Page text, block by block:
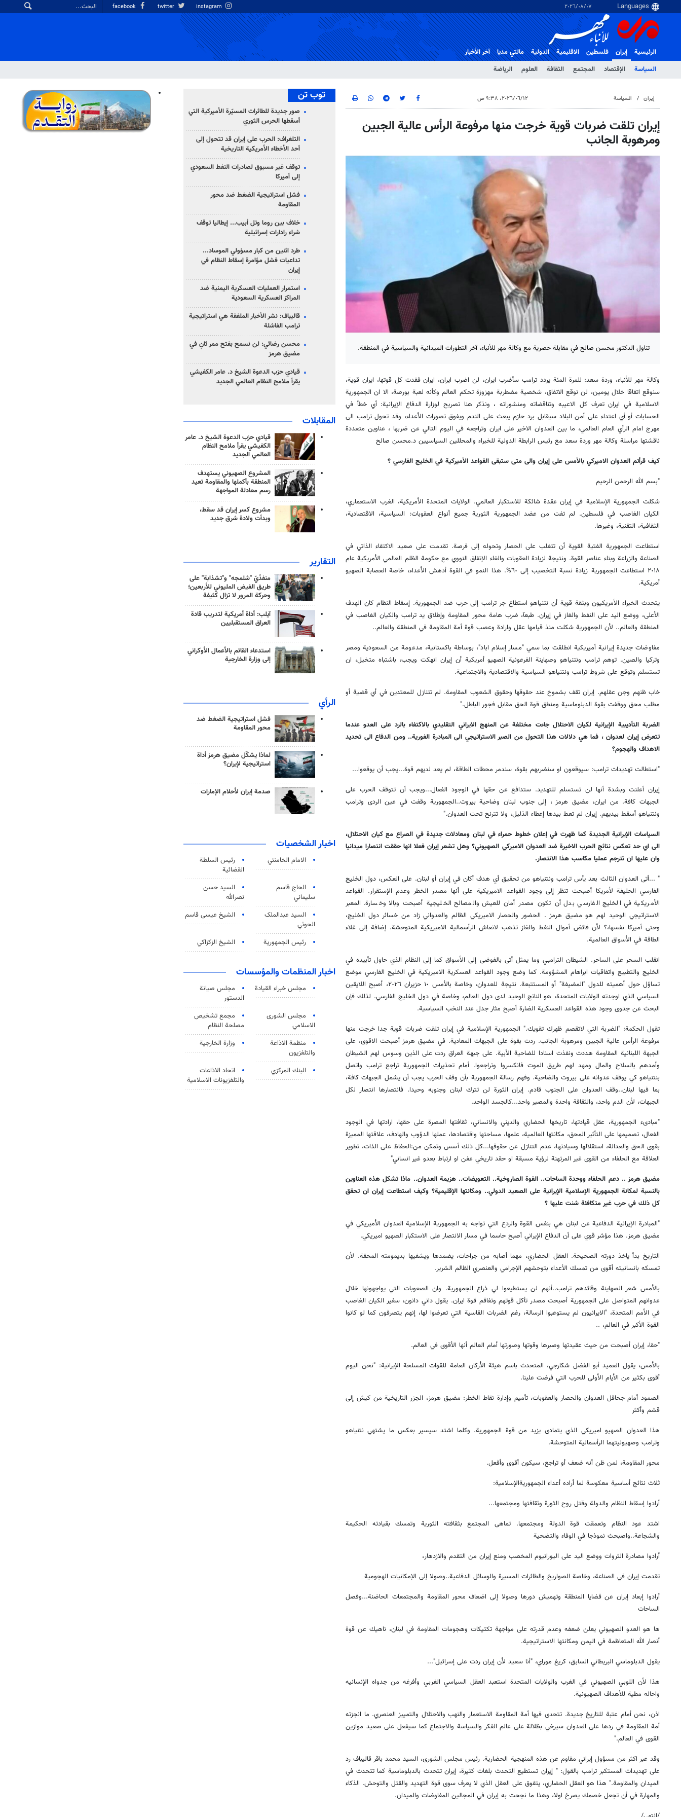
٠٧‏/٠٨‏/٢٠٢٦
الرئيسية
إيران
السياسة
الإقتصاد المجتمع الثقافة العلوم الرياضة
فلسطین الاقلیمیة الدولية مالتي مدیا آخر الأخبار
إيران السياسة ١٢‏/٠٦‏/٢٠٢٦، ٩:٣٨ ص
إيران تلقت ضربات قوية خرجت منها مرفوعة الرأس عالية الجبين
ومرهوبة الجانب
تناول الدكتور محسن صالح في مقابلة حصرية مع وكالة مهر للأنباء، آخر التطورات الميدانية والسياسية في المنطقة.
وكالة مهر للأنباء، وردة سعد: للمرة المئة يردد ترامب سأضرب ايران، لن اضرب ايران، ايران فقدت كل قوتها، ايران قوية،
سنوقع اتفاقا خلال يومين، لن نوقع الاتفاق، شخصية مضطربة مهزوزة تحكم العالم وكأنه لعبة بورصة، الا ان الجمهورية
الاسلامية في ايران تعرف كل الاعيبه وتناقضاته ومنشوراته ، ونذكر هنا تصريح لوزارة الدفاع الإيرانية: أي خطأ في
الحسابات أو أي اعتداء على أمن البلاد سيقابل برد حازم يبعث على الندم ويفوق تصورات الأعداء، وقد تحول ترامب الى
مهرج امام الرأي العام العالمي، ما بين العدوان الاخير على ايران وتراجعه في اليوم التالي عن ضربها ، عناوين متعددة
ناقشتها مراسلة وكالة مهر وردة سعد مع رئيس الرابطة الدولية للخبراء والمحللين السياسيين د.محسن صالح
كيف قرأتم العدوان الاميركي بالأمس على إيران والى متى ستبقى القواعد الأميركية في الخليج الفارسي ؟
"بسم الله الرحمن الرحيم
شكلت الجمهورية الإسلامية في إيران عقدة شائكة للاستكبار العالمي. الولايات المتحدة الأمريكية، الغرب الاستعماري،
الكيان الغاصب في فلسطين. لم تفت من عضد الجمهورية الثورية جميع أنواع العقوبات: السياسية، الاقتصادية،
الثقافية، التقنية، وغيرها.
استطاعت الجمهورية الفتية القوية أن تتغلب على الحصار وتحوله إلى فرصة. تقدمت على صعيد الاكتفاء الذاتي في
الصناعة والزراعة وبناء عناصر القوة. ونتيجة لزيادة العقوبات والغاء الإتفاق النووي مع حكومة الظلم العالمي الأمريكية عام
٢٠١٨ استطاعت الجمهورية زيادة نسبة التخصيب إلى ٦٠%. هذا النمو في القوة أدهش الأعداء، خاصة العصابة الصهيو
أمريكية.
يتحدث الخبراء الأمريكيون وبثقة قوية أن نتنياهو استطاع جر ترامب إلى حرب ضد الجمهورية. إسقاط النظام كان الهدف
الأعلى، ووضع اليد على النفط والغاز في إيران. طبعآ، ضرب هامة محور المقاومة وإطلاق يد ترامب والكيان الغاصب في
المنطقة والعالم.. لأن الجمهورية شكلت منذ قيامها عقل وارادة وعصب قوة أمة المقاومة في المنطقة والعالم..
مفاوضات جديدة إيرانية أميريكية انطلقت بما سمي "مسار إسلام اباد"، بوساطة باكستانية، مدعومة من السعودية ومصر
وتركيا والصين. توهم ترامب ونتنياهو وصهاينة الفرعونية الصهيو أمريكية أن إيران انهكت ويجب، باشتباه متخيل، ان
تستسلم وتوقع على شروط ترامب ونتنياهو السياسية والاقتصادية والاجتماعية.
خاب ظنهم وجن عقلهم. إيران تقف بشموخ عند حقوقها وحقوق الشعوب المقاومة. لم تتنازل للمعتدين في أي قضية أو
مطلب محق ووقفت بقوة الدبلوماسية ومنطق قوة الحق مقابل فجور الباطل."
الضربة التأديبية الإيرانية لكيان الاحتلال جاءت مختلفة عن المنهج الايراني التقليدي بالاكتفاء بالرد على العدو عندما
تتعرض إيران لعدوان ، فما هي دلالات هذا التحول من الصبر الاستراتيجي الى المبادرة الفورية.. ومن الدفاع الى تحديد
الاهداف والهجوم؟
"استطالت تهديدات ترامب: سيوقعون او سنضربهم بقوة، سندمر محطات الطاقة، لم يعد لديهم قوة...يجب أن يوقعوا...
إيران أعلنت وبشدة أنها لن تستسلم للتهديد. ستدافع عن حقها في الوجود الفعال...ويجب أن تتوقف الحرب على
الجبهات كافة. من ايران، مضيق هرمز ، إلى جنوب لبنان وضاحية بيروت..الجمهورية وقفت في عين الردى وترامب
ونتنياهو أسقط بيديهم. إيران لم تعط بيدها إعطاء الذليل، ولا تترنح تحت العدوان."
السياسات الإيرانية الجديدة كما ظهرت في إعلان خطوط حمراء في لبنان ومعادلات جديدة في الصراع مع كيان الاحتلال،
الى اي حد تعكس نتائج الحرب الاخيرة ضد العدوان الاميركي الصهيوني؟ وهل تشعر إيران فعلا انها حققت انتصارا ميدانيا
وان عليها ان تترجم عمليا مكاسب هذا الانتصار.
" ...أتى العدوان الثالث بعد يأس ترامب ونتنياهو من تحقيق أي هدف أكان في إيران أو لبنان. على العكس، دول الخليج
الفارسي الحليفة لأمريكا أصبحت تنظر إلى وجود القواعد الاميريكية على أنها مصدر الخطر وعدم الإستقرار. القواعد
الأمريكية في الخليج الفارسي بدل أن تكون مصدر أمان للعيش والمصالح الخليجية أصبحت وبالا وخسارة. المعبر
الاستراتيجي الوحيد لهم هو مضيق هرمز . الحضور والحصار الاميريكي الظالم والعدواني زاد من خسائر دول الخليج،
وحتى أميركا نفسها،؟ لأن فائض أموال النفط والغاز تذهب لانعاش الرأسمالية الاميريكية المتوحشة. إضافة إلى غلاء
الطاقة في الأسواق العالمية.
انقلب السحر على الساحر. الشيطان الترامبي وما يمثل أتى بالفوضى إلى الأسواق كما إلى النظام الذي حاول تأبيده في
الخليج والتطبيع واتفاقيات ابراهام المشؤومة. كما وضع وجود القواعد العسكرية الاميريكية في الخليج الفارسي موضع
تساؤل حول أهميته للدول "المضيفة" أو المستتبعة. نتيجة للعدوان، وخاصة بالأمس ١٠ حزيران ٢٠٢٦، أصبح اللايقين
السياسي الذي اوجدته الولايات المتحدة، هو الناتج الوحيد لدى دول العالم، وخاصة في دول الخليج الفارسي. لذلك فإن
البحث عن جدوى وجود هذه القواعد العسكرية الضارة أصبح مثار جدل عند النخب السياسية.
تقول الحكمة: "الضربة التي لاتقصم ظهرك تقويك." الجمهورية الإسلامية في إيران تلقت ضربات قوية جدا خرجت منها
مرفوعة الرأس عالية الجبين ومرهوبة الجانب. ردت بقوة على الجبهات المعادية. في مضيق هرمز أصبحت الاقوى، على
الجبهة اللبنانية المقاومة هددت ونفذت اسنادا للضاحية الأبية. على جبهة العراق ردت على الذين وسوس لهم الشيطان
وأمدهم بالسلاح والمال ومهد لهم طريق الموت فانكسروا وتراجعوا. أمام تحذيرات الجمهورية تراجع ترامب واتصل
بنتنياهو كي يوقف عدوانه على بيروت والضاحية. وفهم رسالة الجمهورية بأن وقف الحرب يجب أن يشمل الجبهات كافة،
بما فيها لبنان..وقف العدوان على الجنوب قادم. إيران الثورة لن تترك لبنان وجنوبه وحيدا. فانتصارها انتصار لكل
الجبهات، لأن الدم واحد، والثقافة واحدة والمصير واحد...كالجسد الواحد.
"مبادىء الجمهورية، عقل قيادتها، تاريخها الحضاري والديني والانساني، ثقافتها المصرة على حقها، ارادتها في الوجود
الفعال، تصميمها على التأثير المحق، مكانتها العالمية، علمها، مساحتها واقتصادها، عملها الدؤوب والهادف، علاقتها المميزة
بقوى الحق والعدالة، استقلالها وسيادتها، عدم التنازل عن حقوقها...كل ذلك أسس وتمكن من:الحفاظ على الذات، تطوير
العلاقة مع الحلفاء من القوى غير المرتهنة لرؤية مسبقة او حقد تاريخي عفن او ارتباط بعدو غير انساني"
مضيق هرمز .. دعم الحلفاء ووحدة الساحات.. القوة الصاروخية.. التعويضات.. هزيمة العدوان.. ماذا تشكل هذه العناوين
بالنسبة لمكانة الجمهورية الإسلامية الإيرانية على الصعيد الدولي.. ومكانتها الإقليمية؟ وكيف استطاعت إيران ان تحقق
كل ذلك في حرب غير متكافئة شنت عليها ؟
"المبادرة الإيرانية الدفاعية عن لبنان هي بنفس القوة والردع التي تواجه به الجمهورية الإسلامية العدوان الأميريكي في
مضيق هرمز. هذا مؤشر قوي على أن الدفاع الإيراني أصبح حاسما في مسار الانتصار على الاستكبار الصهيو اميريكي.
التاريخ بدأ ياخذ دورته الصحيحة. العقل الحضاري، مهما أصابه من جراحات، يضمدها ويشفيها بديمومته المحقة. لأن
تمسكه بانسانيته أقوى من تمسك الأعداء بتوحشهم الإجرامي والعنصري الظالم الشرير.
بالأمس شعر الصهاينة وقائدهم ترامب..أنهم لن يستطيعوا لي ذراع الجمهورية. وان الصعوبات التي يواجهونها خلال
عدوانهم المتواصل على الجمهورية أصبحت مصدر تأكل قوتهم وتفاقم قوة ايران. يقول داني دانون، سفير الكيان الغاصب
في الأمم المتحدة، "الايرانيون لم يستوعبوا الرسالة، رغم الضربات القاسية التي تعرضوا لها، إنهم يتصرفون كما لو كانوا
القوة الأكبر في العالم، ..
"حقا، إيران أصبحت من حيث عقيدتها وصبرها وقوتها وصورتها أمام العالم أنها الأقوى في العالم.
بالأمس، يقول العميد أبو الفضل شكارجي، المتحدث باسم هيئة الأركان العامة للقوات المسلحة الإيرانية: "نحن اليوم
أقوى بكثير من الأيام الأولى للحرب التي فرضت علينا.
الصمود أمام جحافل العدوان والحصار والعقوبات، تأميم وإدارة نقاط الخطر: مضيق هرمز، الجزر التاريخية من كيش إلى
قشم وأكثر
هذا العدوان الصهيو اميريكي الذي يتمادى يزيد من قوة الجمهورية. وكلما اشتد سيسير بعكس ما يشتهي نتنياهو
وترامب وصهيونيتهما الرأسمالية المتوحشة.
محور المقاومة، لمن ظن أنه ضعف أو تراجع، سيكون أقوى وأفعل.
ثلاث نتائج أساسية معكوسة لما أراده أعداء الجمهوريةالإسلامية:
أرادوا إسقاط النظام والدولة وقتل روح الثورة وثقافتها ومجتمعها...
اشتد عود النظام وتعمقت قوة الدولة ومجتمعها. تماهى المجتمع بثقافته الثورية وتمسك بقيادته الحكيمة
والشجاعة..واصبحث نموذجا في الوفاء والتضحية
أرادوا مصادرة الثروات ووضع اليد على اليورانيوم المخصب ومنع إيران من التقدم والازدهار،
تقدمت إيران في الصناعة، وخاصة الصواريخ والطائرات المسيرة والوسائل الدفاعية..وصولا إلى الإمكانيات الهجومية
أرادوا إبعاد إيران عن قضايا المنطقة وتهميش دورها وصولا إلى اضعاف محور المقاومة والمجتمعات الحاضنة...وفصل
الساحات
ها هو العدو الصهيوني يعلن ضعفه وعدم قدرته على مواجهة تكتيكات وهجومات المقاومة في لبنان، ناهيك عن قوة
أنصار الله المتعاظمة في اليمن ومكانتها الاستراتيجية.
يقول الدبلوماسي البريطاني السابق، كريغ موراي، "أنا سعيد لأن إيران ردت على إسرائيل"...
هذا لأن اللوبي الصهيوني في الغرب والولايات المتحدة استعبد العقل السياسي الغربي وأفرغه من جدواه الإنسانيه
واحاله مطية للأهداف الصهيونية.
اذن، نحن أمام عتبة للتاريخ جديدة. تتحدى فيها أمة المقاومة الاستعمار والنهب والاحتلال والتمييز العنصري. ما انجزته
أمة المقاومة في ردها على العدوان سيرخي بظلالة على عالم الفكر والسياسة والاجتماع كما سيفعل على صعيد موازين
القوى في العالم."
وقد عبر اكثر من مسؤول إيراني مقاوم عن هذه المنهجية الحضارية. رئيس مجلس الشورى، السيد محمد باقر قاليباف رد
على تهديدات المستكبر ترامب بالقول: " إيران تستطيع التحدث بلغات كثيرة، إيران تتحدث بالدبلوماسية كما تتحدث في
الميدان والمقاومة." هذا هو العقل الحضاري، يتفوق على العقل الذي لا يعرف سوى قوة التهديد والقتل والتوحش. الذكاء
والمهارة في أن تجعل خصمك يصرخ اولا، وهذا ما نجحت به إيران في المجالين المفاوضات والميدان.
توب تن
صور جديدة للطائرات المسيّرة الأميركية التي
أسقطها الحرس الثوري
التلغراف: الحرب على إيران قد تتحول إلى
أحد الأخطاء الأمريكية التاريخية
توقف غير مسبوق لصادرات النفط السعودي
إلى أميركا
فشل استراتيجية الضغط ضد محور
المقاومة
خلاف بين روما وتل أبيب... إيطاليا توقف
شراء رادارات إسرائيلية
طرد اثنين من كبار مسؤولي الموساد...
تداعيات فشل مؤامرة إسقاط النظام في
إيران
استمرار العمليات العسكرية اليمنية ضد
المراكز العسكرية السعودية
قاليباف: نشر الأخبار الملفقة هي استراتيجية
ترامب الفاشلة
محسن رضائي: لن نسمح بفتح ممر ثانٍ في
مضيق هرمز
قيادي حزب الدعوة الشيخ د. عامر الكفيشي
يقرأ ملامح النظام العالمي الجديد
المقابلات
قيادي حزب الدعوة الشيخ د. عامر
الكفيشي يقرأ ملامح النظام
العالمي الجديد
المشروع الصهيوني يستهدف
المنطقة بأكملها والمقاومة تعيد
رسم معادلة المواجهة
مشروع كسر إيران قد سقط،
وبدأت ولادة شرق جديد
التقارير
منفذَيّ "شلمجه" و"تشذابة" على
طريق الفيض المليوني للأربعين؛
وحركة المرور لا تزال كثيفة
آيلب: أداة أمريكية لتدريب قادة
العراق المستقبليين
استدعاء القائم بالأعمال الأوكراني
إلى وزارة الخارجية
الرأي
فشل استراتيجية الضغط ضد
محور المقاومة
لماذا يشكّل مضيق هرمز أداة
استراتيجية لإيران؟
صدمة إيران لأحلام الإمارات
اخبار الشخصيات
الامام الخامنئي
رئیس السلطة
القضائیة
الحاج قاسم
سليماني
السيد حسن
نصرالله
السید عبدالملک
الحوثي
الشيخ عيسى قاسم
رئيس الجمهورية الشيخ الزكزاكي
اخبار المنظمات والمؤسسات
مجلس خبراء القيادة
مجلس صيانة
الدستور
مجلس الشورى
الاسلامي
مجمع تشخيص
مصلحة النظام
منظمة الاذاعة
والتلفزیون
وزارة الخارجية
البنك المركزي
اتحاد الاذاعات
والتلفزيونات الاسلامية